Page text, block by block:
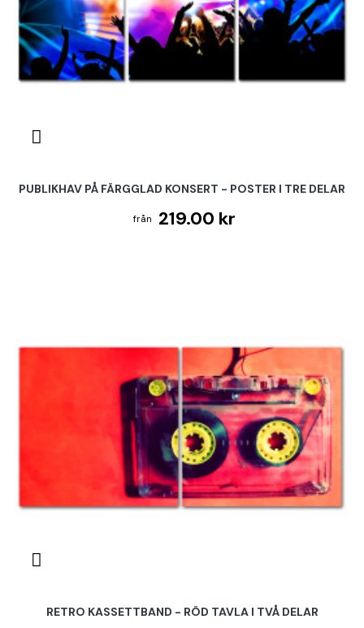
PUBLIKHAV PÅ FÄRGGLAD KONSERT - POSTER I TRE DELAR
219.00 kr
RETRO KASSETTBAND - RÖD TAVLA I TVÅ DELAR